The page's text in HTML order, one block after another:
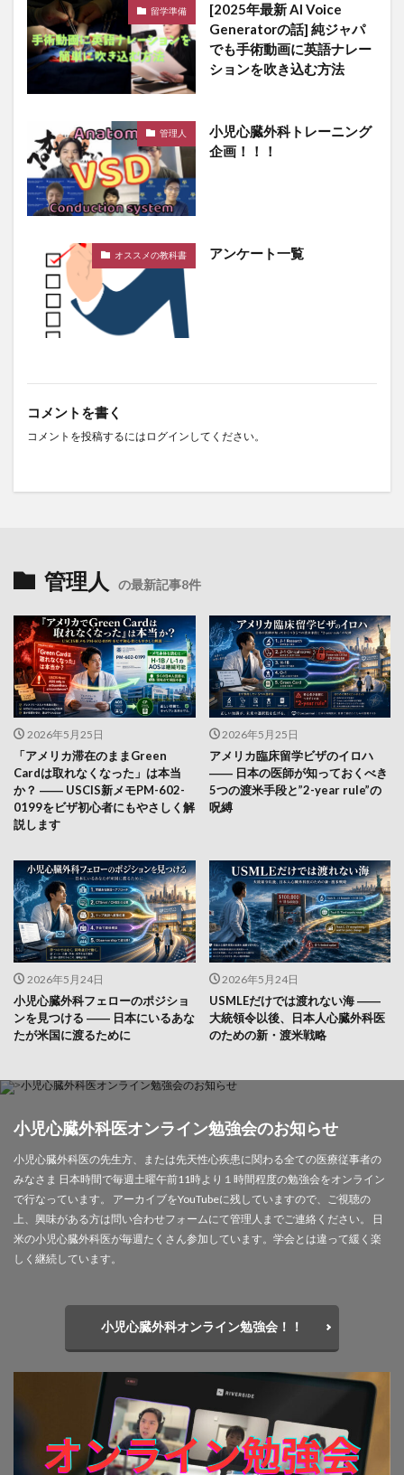
留学準備
[2025年最新 AI Voice
Generatorの話] 純ジャパ
でも手術動画に英語ナレー
ションを吹き込む方法
管理人
小児心臓外科トレーニング
企画！！！
オススメの教科書 アンケート一覧
コメントを書く
コメントを投稿するには ログイン してください。
管理人 の最新記事8件
2026年5月25日
「アメリカ滞在のままGreen
Cardは取れなくなった」は本当
か？ ―― USCIS新メモPM-602-
0199をビザ初心者にもやさしく解
説します
2026年5月25日
アメリカ臨床留学ビザのイロハ
―― 日本の医師が知っておくべき
5つの渡米手段と”2-year rule”の
呪縛
2026年5月24日
小児心臓外科フェローのポジショ
ンを見つける ―― 日本にいるあな
たが米国に渡るために
2026年5月24日
USMLEだけでは渡れない海 ――
大統領令以後、日本人心臓外科医
のための新・渡米戦略
小児心臓外科医オンライン勉強会のお知らせ
小児心臓外科医の先生方、または先天性心疾患に関わる全ての医療従事者の
みなさま 日本時間で毎週土曜午前11時より１時間程度の勉強会をオンライン
で行なっています。 アーカイブをYouTubeに残していますので、ご視聴の
上、興味がある方は問い合わせフォームにて管理人までご連絡ください。 日
米の小児心臓外科医が毎週たくさん参加しています。学会とは違って緩く楽
しく継続しています。
小児心臓外科オンライン勉強会！！